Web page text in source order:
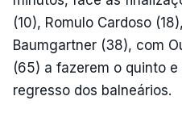
(10), Romulo Cardoso
Baumgartner (38), com
(65) a fazerem o quinto
regresso dos balneários.